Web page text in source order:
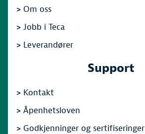
> Om oss
> Jobb i Teca
> Leverandører
Support
> Kontakt
> Åpenhetsloven
> Godkjenninger og sertifiseringer